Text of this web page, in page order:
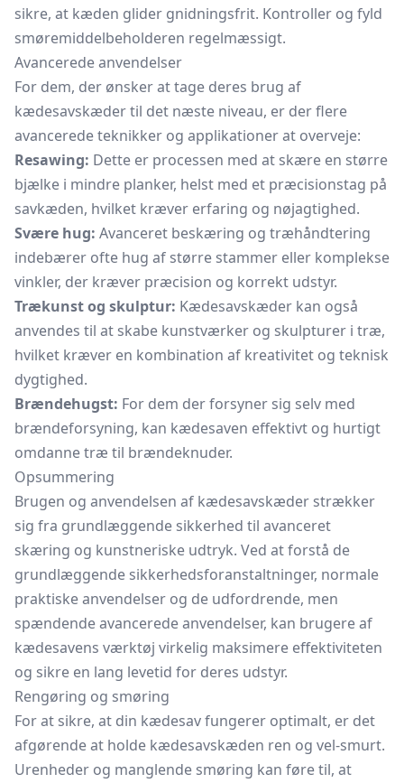
sikre, at kæden glider gnidningsfrit. Kontroller og fyld
smøremiddelbeholderen regelmæssigt.
Avancerede anvendelser
For dem, der ønsker at tage deres brug af
kædesavskæder til det næste niveau, er der flere
avancerede teknikker og applikationer at overveje:
Resawing: Dette er processen med at skære en større
bjælke i mindre planker, helst med et præcisionstag på
savkæden, hvilket kræver erfaring og nøjagtighed.
Svære hug: Avanceret beskæring og træhåndtering
indebærer ofte hug af større stammer eller komplekse
vinkler, der kræver præcision og korrekt udstyr.
Trækunst og skulptur: Kædesavskæder kan også
anvendes til at skabe kunstværker og skulpturer i træ,
hvilket kræver en kombination af kreativitet og teknisk
dygtighed.
Brændehugst: For dem der forsyner sig selv med
brændeforsyning, kan kædesaven effektivt og hurtigt
omdanne træ til brændeknuder.
Opsummering
Brugen og anvendelsen af kædesavskæder strækker
sig fra grundlæggende sikkerhed til avanceret
skæring og kunstneriske udtryk. Ved at forstå de
grundlæggende sikkerhedsforanstaltninger, normale
praktiske anvendelser og de udfordrende, men
spændende avancerede anvendelser, kan brugere af
kædesavens værktøj virkelig maksimere effektiviteten
og sikre en lang levetid for deres udstyr.
Rengøring og smøring
For at sikre, at din kædesav fungerer optimalt, er det
afgørende at holde kædesavskæden ren og vel-smurt.
Urenheder og manglende smøring kan føre til, at